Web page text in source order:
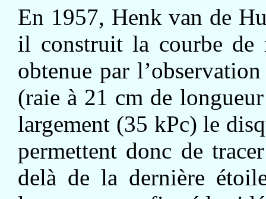
En 1957, Henk van de
il construit la courbe de
obtenue par
(raie à 21 cm de
largement (35 kPc) le
permettent donc de
delà de la dernière